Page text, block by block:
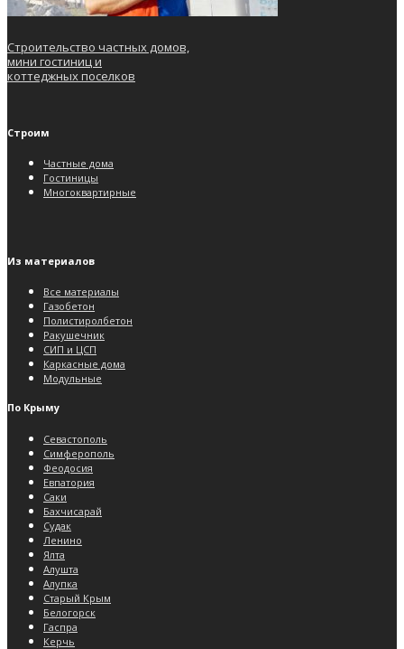
Строительство частных домов,
мини гостиниц и
коттеджных поселков
Строим
Частные дома
Гостиницы
Многоквартирные
Из материалов
Все материалы
Газобетон
Полистиролбетон
Ракушечник
СИП и ЦСП
Каркасные дома
Модульные
По Крыму
Севастополь
Симферополь
Феодосия
Евпатория
Саки
Бахчисарай
Судак
Ленино
Ялта
Алушта
Алупка
Старый Крым
Белогорск
Гаспра
Керчь